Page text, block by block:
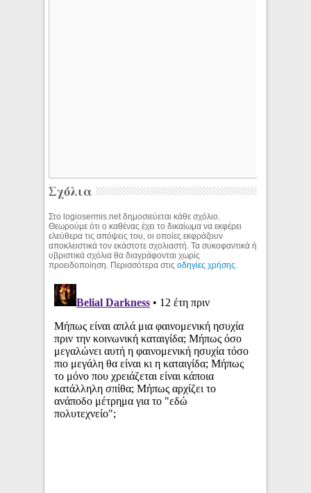
Σχόλια
Στο logiosermis.net δημοσιεύεται κάθε σχόλιο.
Θεωρούμε ότι ο καθένας έχει το δικαίωμα να εκφέρει
ελεύθερα τις απόψεις του, οι οποίες εκφράζουν
αποκλειστικά τον εκάστοτε σχολιαστή. Τα συκοφαντικά ή
υβριστικά σχόλια θα διαγράφονται χωρίς
προειδοποίηση. Περισσότερα στιςοδηγίες χρήσης